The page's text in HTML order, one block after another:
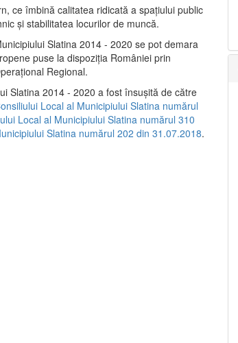
ce îmbină calitatea ridicată a spaţiului public
şi stabilitatea locurilor de muncă.
Slatina 2014 - 2020 se pot demara
puse la dispoziţia României prin
Regional.
Slatina 2014 - 2020 a fost însuşită de către
Local al Municipiului Slatina numărul
Local al Municipiului Slatina numărul 310
Slatina numărul 202 din 31.07.2018.